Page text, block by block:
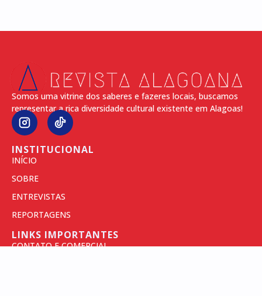
Somos uma vitrine dos saberes e fazeres locais, buscamos
representar a rica diversidade cultural existente em Alagoas!
INSTITUCIONAL
INÍCIO
SOBRE
ENTREVISTAS
REPORTAGENS
LINKS IMPORTANTES
CONTATO E COMERCIAL